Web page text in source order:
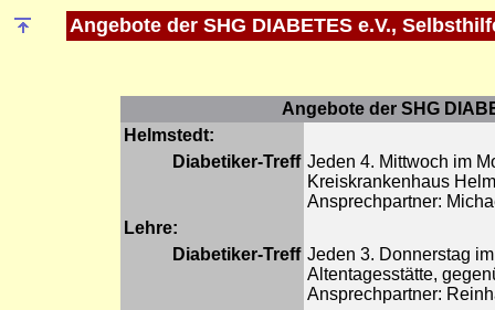
Angebote der SHG DIABETES e.V.,
Angebote der SHG
Helmstedt:
Diabetiker-Treff Jeden 4. Mittwoch im
Kreiskrankenhaus
Ansprechpartner:
Lehre:
Diabetiker-Treff Jeden 3. Donnerstag
Altentagesstätte,
Ansprechpartner: